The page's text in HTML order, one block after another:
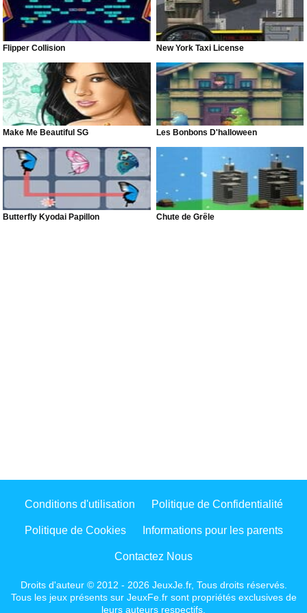
Flipper Collision New York Taxi License
Make Me Beautiful SG Les Bonbons D'halloween
Butterfly Kyodai Papillon Chute de Grêle
Conditions d'utilisation Politique de Confidentialité
Politique de Cookies Informations pour les parents
Contactez Nous
Droits d'auteur © 2012 - 2026 JeuxJe.fr, Tous droits réservés.
Tous les jeux présents sur JeuxFe.fr sont propriétés exclusives de
leurs auteurs respectifs.